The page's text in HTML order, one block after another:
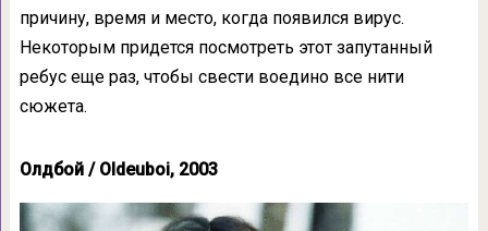
причину, время и место, когда появился вирус.
Некоторым придется посмотреть этот запутанный
ребус еще раз, чтобы свести воедино все нити
сюжета.
Олдбой / Oldeuboi, 2003